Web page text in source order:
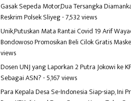
Gasak Sepeda Motor,Dua Tersangka
Reskrim Polsek Sliyeg- 7,532 views
Unik,Putuskan Mata Rantai Covid 19 Arif
Bondowoso Promosikan Beli Cilok Gratis
views
Dosen UNJ yang Laporkan 2 Putra Jokowi ke
Sebagai ASN?- 5,167 views
Para Kepala Desa Se-Indonesia Siap-siap, Ini